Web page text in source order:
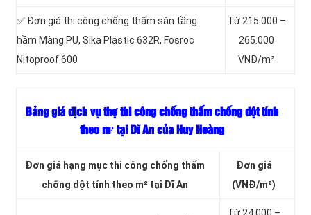
✅ Đơn giá thi công chống thấm sàn tầng
hầm Màng PU, Sika Plastic 632R, Fosroc
Nitoproof 600
Từ 215.000 –
265.000
VNĐ/m²
Bảng giá dịch vụ thợ thi công chống thấm chống dột tính
theo m² tại Dĩ An của Huy Hoàng
Đơn giá hạng mục thi công chống thấm
chống dột tính theo m² tại Dĩ An
Đơn giá
(VNĐ/m²)